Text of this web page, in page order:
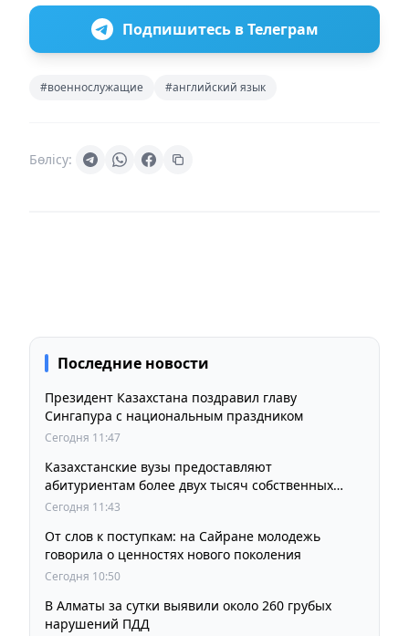
Подпишитесь в Телеграм
#военнослужащие #английский язык
Бөлісу:
Последние новости
Президент Казахстана поздравил главу
Сингапура с национальным праздником
Сегодня 11:47
Казахстанские вузы предоставляют
абитуриентам более двух тысяч собственных
образовательных грантов
Сегодня 11:43
От слов к поступкам: на Сайране молодежь
говорила о ценностях нового поколения
Сегодня 10:50
В Алматы за сутки выявили около 260 грубых
нарушений ПДД